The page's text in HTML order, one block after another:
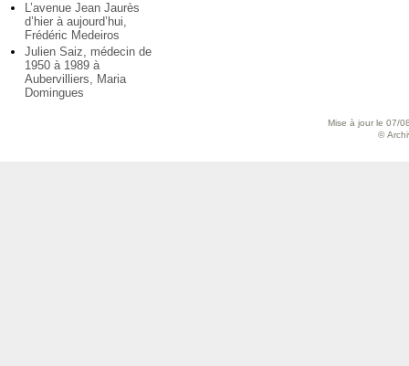
L’avenue Jean Jaurès
d’hier à aujourd’hui,
Frédéric Medeiros
Julien Saiz, médecin de
1950 à 1989 à
Aubervilliers, Maria
Domingues
Mise à jour le 07/
©